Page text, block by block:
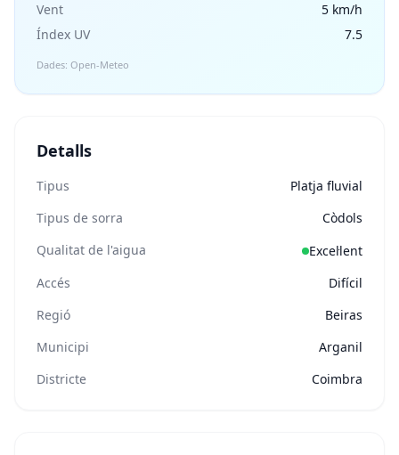
Vent
5 km/h
Índex UV
7.5
Dades: Open-Meteo
Detalls
Tipus
Platja fluvial
Tipus de sorra
Còdols
Qualitat de l'aigua
Excel·lent
Accés
Difícil
Regió
Beiras
Municipi
Arganil
Districte
Coimbra